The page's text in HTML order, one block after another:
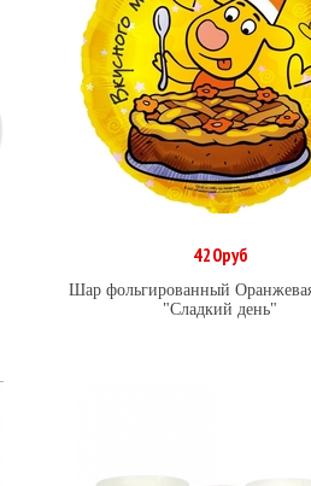
В корзину
420руб
Шар фольгированный
"Сладкий день"